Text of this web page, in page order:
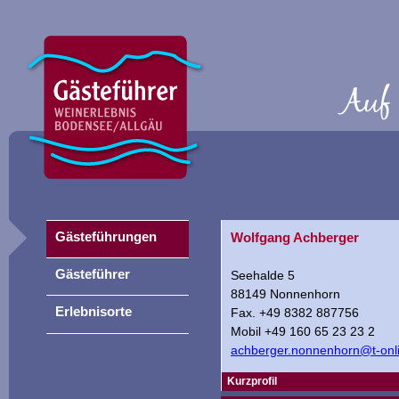
Wolfgang Achberger
Seehalde 5
88149 Nonnenhorn
Fax. +49 8382 887756
Mobil +49 160 65 23 23 2
achberger.nonnenhorn@t-
Kurzprofil
Gästeführungen
Gästeführer
Erlebnisorte